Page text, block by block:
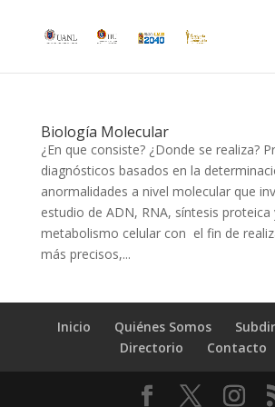
Biología Molecular
¿En que consiste? ¿Donde se realiza?
diagnósticos basados en la
anormalidades a nivel molecular que
estudio de ADN, RNA, síntesis
metabolismo celular con el fin de
más precisos,...
Inicio Quiénes Somos
Directorio
Contacto